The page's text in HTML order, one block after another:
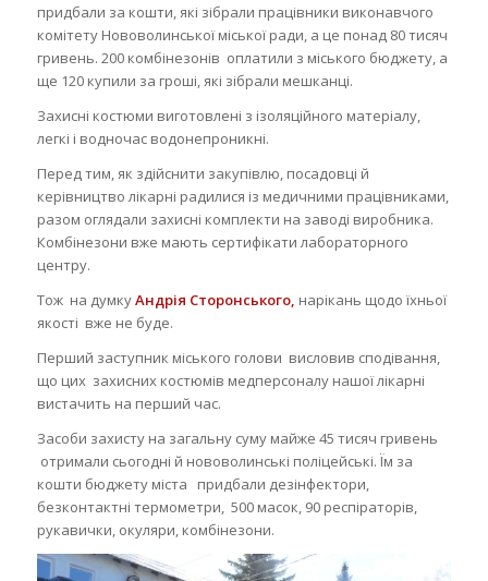
придбали за кошти, які зібрали працівники виконавчого
комітету Нововолинської міської ради, а це понад 80 тисяч
гривень. 200 комбінезонів оплатили з міського бюджету, а
ще 120 купили за гроші, які зібрали мешканці.
Захисні костюми виготовлені з ізоляційного матеріалу,
легкі і водночас водонепроникні.
Перед тим, як здійснити закупівлю, посадовці й
керівництво лікарні радилися із медичними працівниками,
разом оглядали захисні комплекти на заводі виробника.
Комбінезони вже мають сертифікати лабораторного
центру.
Тож на думкуАндрія Сторонського, нарікань щодо їхньої
якості вже не буде.
Перший заступник міського голови висловив сподівання,
що цих захисних костюмів медперсоналу нашої лікарні
вистачить на перший час.
Засоби захисту на загальну суму майже 45 тисяч гривень
отримали сьогодні й нововолинські поліцейські. Їм за
кошти бюджету міста придбали дезінфектори,
безконтактні термометри, 500 масок, 90 респіраторів,
рукавички, окуляри, комбінезони.